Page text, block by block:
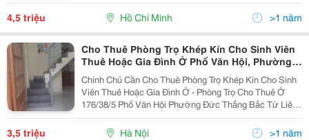
Yên Tĩnh, An Ninh Tốt. Tiện Ích Xung...
4,5 triệu Hồ Chí Minh >1 năm
Cho Thuê Phòng Trọ Khép Kín Cho Sinh Viên
Thuê Hoặc Gia Đình Ở Phố Văn Hội, Phường
Đức Thắng, Bắc Từ Liêm
Chính Chủ Cần Cho Thuê Phòng Trọ Khép Kín Cho Sinh
Viên Thuê Hoặc Gia Đình Ở - Phòng Trọ Cho Thuê Ở
176/38/5 Phố Văn Hội Phường Đức Thắng Bắc Từ Liêm
Hà Nội - Diện Tích 35 M2 Có Gác Xép, Giường, Điều
Hòa, Bếp Phòng Vệ Sinh Đầy Đủ - Điện Nước...
3,5 triệu Hà Nội >1 năm